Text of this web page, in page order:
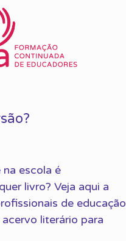
escola é
livro? Veja aqui a
de educação
literário para